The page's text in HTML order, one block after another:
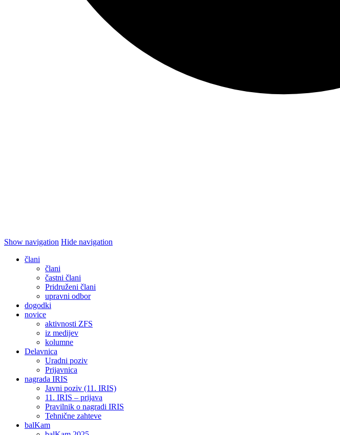
Show navigation Hide navigation
člani
člani
častni člani
Pridruženi člani
upravni odbor
dogodki
novice
aktivnosti ZFS
iz medijev
kolumne
Delavnica
Uradni poziv
Prijavnica
nagrada IRIS
Javni poziv (11. IRIS)
11. IRIS – prijava
Pravilnik o nagradi IRIS
Tehnične zahteve
balKam